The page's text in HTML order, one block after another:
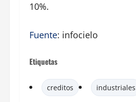
10%.
Fuente: infocielo
Etiquetas
creditos industriales